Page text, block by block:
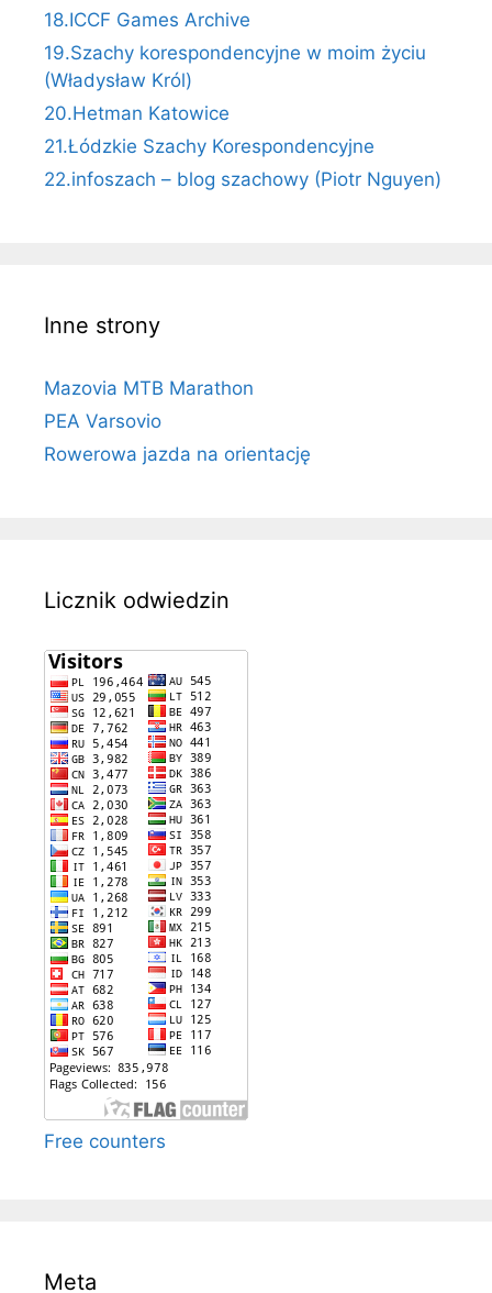
18.ICCF Games Archive
19.Szachy korespondencyjne w moim życiu
(Władysław Król)
20.Hetman Katowice
21.Łódzkie Szachy Korespondencyjne
22.infoszach – blog szachowy (Piotr Nguyen)
Inne strony
Mazovia MTB Marathon
PEA Varsovio
Rowerowa jazda na orientację
Licznik odwiedzin
Free counters
Meta